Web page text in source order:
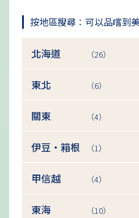
按地區搜尋：可以品嚐到
北海道 （26）
東北 （6）
關東 （4）
伊豆・箱根 （1）
甲信越 （4）
東海 （10）